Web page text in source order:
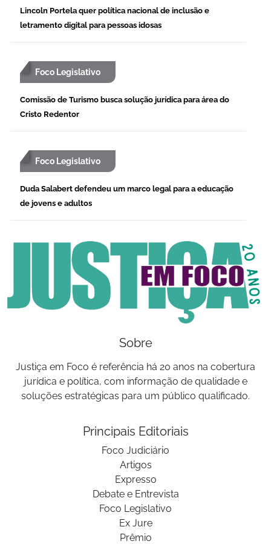
Lincoln Portela quer política nacional de inclusão e
letramento digital para pessoas idosas
Foco Legislativo
Comissão de Turismo busca solução jurídica para área do
Cristo Redentor
Foco Legislativo
Duda Salabert defendeu um marco legal para a educação
de jovens e adultos
Sobre
Justiça em Foco é referência há 20 anos na cobertura
jurídica e política, com informação de qualidade e
soluções estratégicas para um público qualificado.
Principais Editoriais
Foco Judiciário
Artigos
Expresso
Debate e Entrevista
Foco Legislativo
Ex Jure
Prêmio